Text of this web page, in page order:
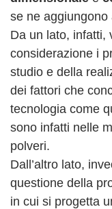
se ne
Da un lato, infatti,
considerazione i
studio e della
dei fattori che
tecnologia come
sono infatti nelle
polveri.
Dall’altro lato,
questione della
in cui si progetta